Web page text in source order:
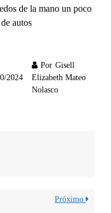
de la mano un poco
autos
2024
Por Gisell
Elizabeth Mateo
Nolasco
Próximo